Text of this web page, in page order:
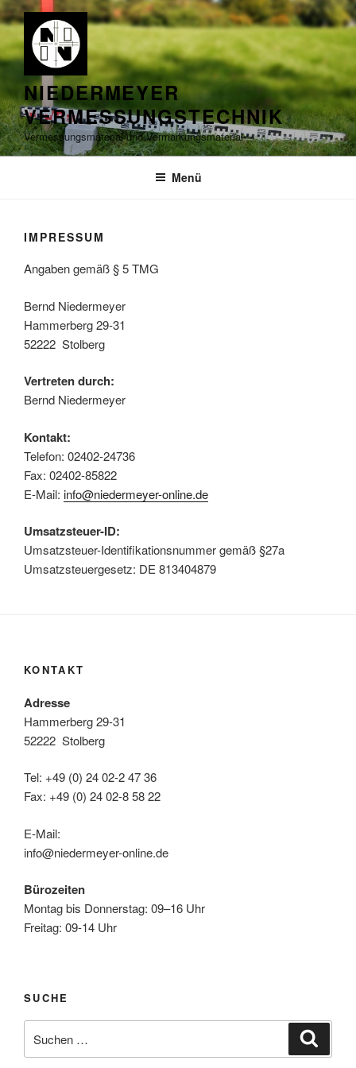
Zum
Inhalt
springen
NIEDERMEYER
VERMESSUNGSTECHNIK
Vermessungsmaterial und Vermarkungsmaterial
Menü
IMPRESSUM
Angaben gemäß § 5 TMG
Bernd Niedermeyer
Hammerberg 29-31
52222 Stolberg
Vertreten durch:
Bernd Niedermeyer
Kontakt:
Telefon: 02402-24736
Fax: 02402-85822
E-Mail: info@niedermeyer-online.de
Umsatzsteuer-ID:
Umsatzsteuer-Identifikationsnummer gemäß §27a
Umsatzsteuergesetz: DE 813404879
KONTAKT
Adresse
Hammerberg 29-31
52222 Stolberg
Tel: +49 (0) 24 02-2 47 36
Fax: +49 (0) 24 02-8 58 22
E-Mail:
info@niedermeyer-online.de
Bürozeiten
Montag bis Donnerstag: 09–16 Uhr
Freitag: 09-14 Uhr
SUCHE
nach: